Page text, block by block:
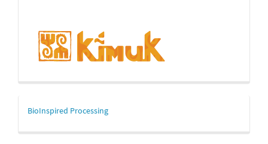
mascerca
BioInspired Processing